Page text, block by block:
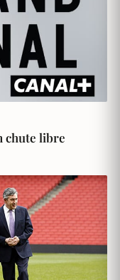
chute libre